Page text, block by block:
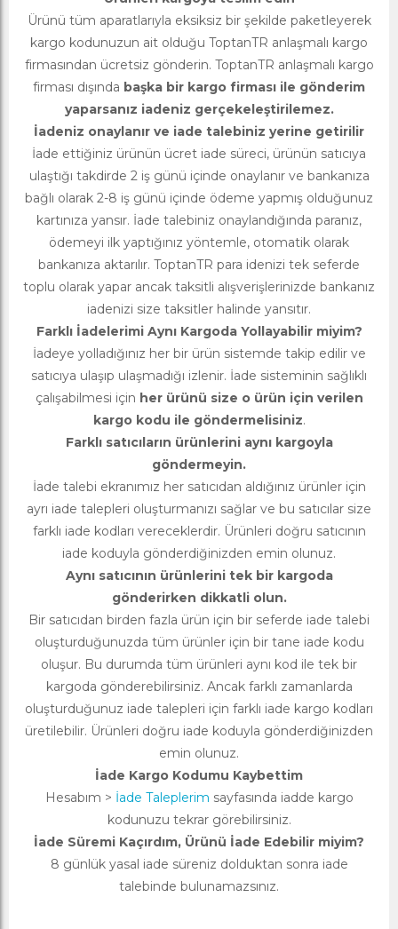
Ürünü tüm aparatlarıyla eksiksiz bir şekilde paketleyerek
kargo kodunuzun ait olduğu ToptanTR anlaşmalı kargo
firmasından ücretsiz gönderin. ToptanTR anlaşmalı kargo
firması dışında başka bir kargo firması ile gönderim
yaparsanız iadeniz gerçekeleştirilemez.
İadeniz onaylanır ve iade talebiniz yerine getirilir
İade ettiğiniz ürünün ücret iade süreci, ürünün satıcıya
ulaştığı takdirde 2 iş günü içinde onaylanır ve bankanıza
bağlı olarak 2-8 iş günü içinde ödeme yapmış olduğunuz
kartınıza yansır. İade talebiniz onaylandığında paranız,
ödemeyi ilk yaptığınız yöntemle, otomatik olarak
bankanıza aktarılır. ToptanTR para idenizi tek seferde
toplu olarak yapar ancak taksitli alışverişlerinizde bankanız
iadenizi size taksitler halinde yansıtır.
Farklı İadelerimi Aynı Kargoda Yollayabilir miyim?
İadeye yolladığınız her bir ürün sistemde takip edilir ve
satıcıya ulaşıp ulaşmadığı izlenir. İade sisteminin sağlıklı
çalışabilmesi için her ürünü size o ürün için verilen
kargo kodu ile göndermelisiniz.
Farklı satıcıların ürünlerini aynı kargoyla
göndermeyin.
İade talebi ekranımız her satıcıdan aldığınız ürünler için
ayrı iade talepleri oluşturmanızı sağlar ve bu satıcılar size
farklı iade kodları vereceklerdir. Ürünleri doğru satıcının
iade koduyla gönderdiğinizden emin olunuz.
Aynı satıcının ürünlerini tek bir kargoda
gönderirken dikkatli olun.
Bir satıcıdan birden fazla ürün için bir seferde iade talebi
oluşturduğunuzda tüm ürünler için bir tane iade kodu
oluşur. Bu durumda tüm ürünleri aynı kod ile tek bir
kargoda gönderebilirsiniz. Ancak farklı zamanlarda
oluşturduğunuz iade talepleri için farklı iade kargo kodları
üretilebilir. Ürünleri doğru iade koduyla gönderdiğinizden
emin olunuz.
İade Kargo Kodumu Kaybettim
Hesabım > İade Taleplerim sayfasında iadde kargo
kodunuzu tekrar görebilirsiniz.
İade Süremi Kaçırdım, Ürünü İade Edebilir miyim?
8 günlük yasal iade süreniz dolduktan sonra iade
talebinde bulunamazsınız.